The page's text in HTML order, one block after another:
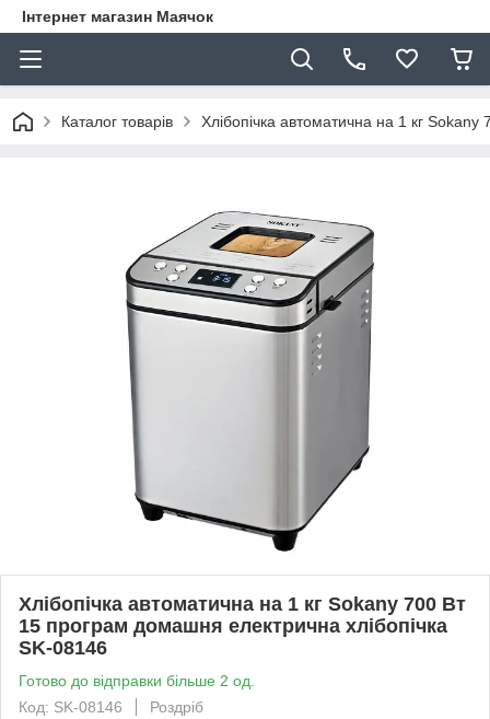
Інтернет магазин Маячок
Каталог товарів Хлібопічка автоматична на 1 кг
Хлібопічка автоматична на 1 кг Sokany 700 Вт
15 програм домашня електрична хлібопічка
SK-08146
Готово до відправки більше 2 од.
Код: SK-08146
Роздріб